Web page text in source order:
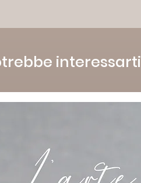
interessarti